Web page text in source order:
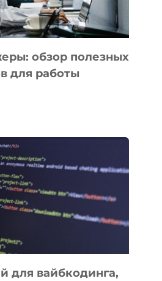
обзор полезных
для работы
для вайбкодинга,